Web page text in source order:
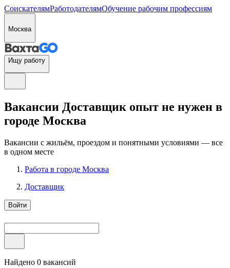
СоискателямРаботодателямОбучение рабочим профессиям
Москва
Ищу работу
Вакансии Доставщик опыт не нужен в
городе Москва
Вакансии с жильём, проездом и понятными условиями — все
в одном месте
Работа в городе Москва
Доставщик
Войти
Найдено 0 вакансий